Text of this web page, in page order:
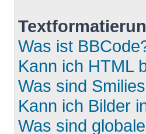
Was ist
Kann ich HTML
Was sind
Kann ich Bilder
Was sind